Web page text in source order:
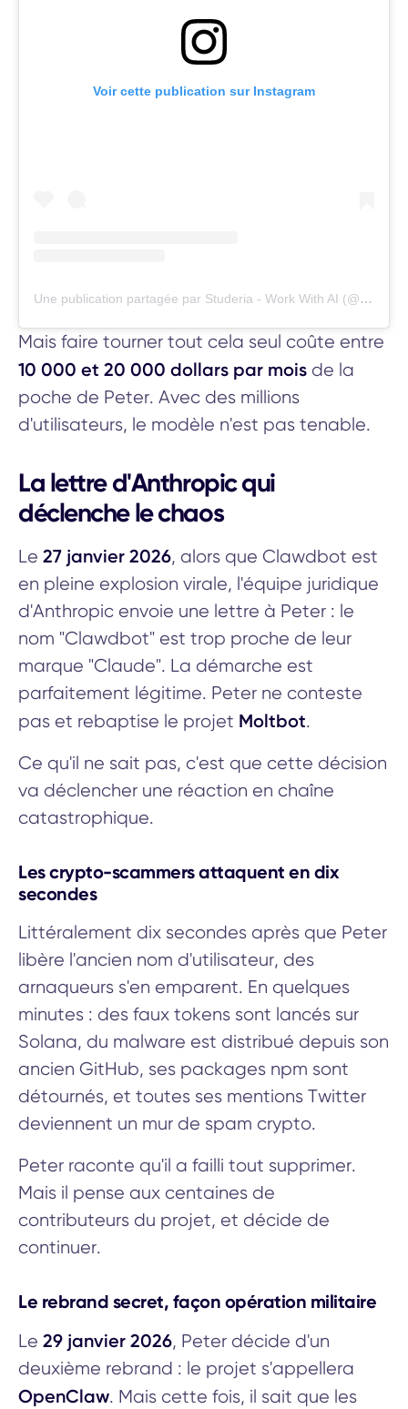
Voir cette publication sur Instagram
Une publication partagée par Studeria - Work With AI (@studer.ia)
Mais faire tourner tout cela seul coûte entre
10 000 et 20 000 dollars par mois de la
poche de Peter. Avec des millions
d'utilisateurs, le modèle n'est pas tenable.
La lettre d'Anthropic qui
déclenche le chaos
Le 27 janvier 2026, alors que Clawdbot est
en pleine explosion virale, l'équipe juridique
d'Anthropic envoie une lettre à Peter : le
nom "Clawdbot" est trop proche de leur
marque "Claude". La démarche est
parfaitement légitime. Peter ne conteste
pas et rebaptise le projet Moltbot.
Ce qu'il ne sait pas, c'est que cette décision
va déclencher une réaction en chaîne
catastrophique.
Les crypto-scammers attaquent en dix
secondes
Littéralement dix secondes après que Peter
libère l'ancien nom d'utilisateur, des
arnaqueurs s'en emparent. En quelques
minutes : des faux tokens sont lancés sur
Solana, du malware est distribué depuis son
ancien GitHub, ses packages npm sont
détournés, et toutes ses mentions Twitter
deviennent un mur de spam crypto.
Peter raconte qu'il a failli tout supprimer.
Mais il pense aux centaines de
contributeurs du projet, et décide de
continuer.
Le rebrand secret, façon opération militaire
Le 29 janvier 2026, Peter décide d'un
deuxième rebrand : le projet s'appellera
OpenClaw. Mais cette fois, il sait que les